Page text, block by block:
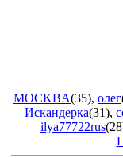
MOCKBA(35), олег
Искандерка(31),
ilya77722rus